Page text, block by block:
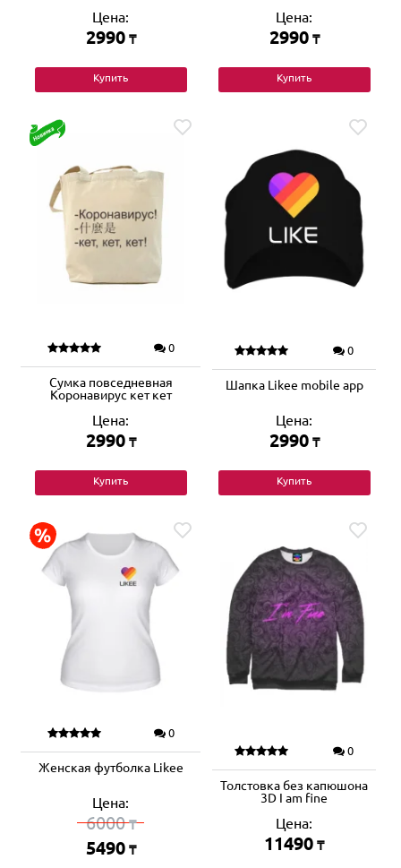
Цена:
2990 ₸
Купить
Цена:
2990 ₸
Купить
0
Сумка повседневная
Коронавирус кет кет
Цена:
2990 ₸
Купить
0
Шапка Likee mobile app
Цена:
2990 ₸
Купить
0
Женская футболка Likee
Цена:
6000₸
5490 ₸
0
Толстовка без капюшона
3D I am fine
Цена:
11490 ₸